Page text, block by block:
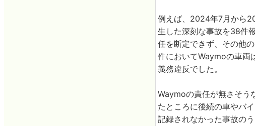
例えば、2024年7月から
生した深刻な事故を38件
任を断定できず、その他
件においてWaymoの車両
義務違反でした。
Waymoの責任が無さそう
たところに後続の車やバ
記録されなかった事故の